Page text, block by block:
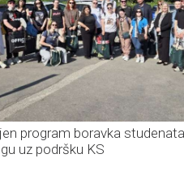
program boravka
uz podršku KS